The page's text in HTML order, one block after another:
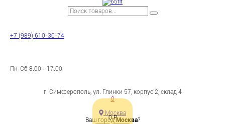
+7 (989) 610-30-74
Пн-Сб 8:00 - 17:00
г. Симферополь, ул. Глинки 57, корпус 2, склад 4
0
0Р
Москва
Ваш городМосква?